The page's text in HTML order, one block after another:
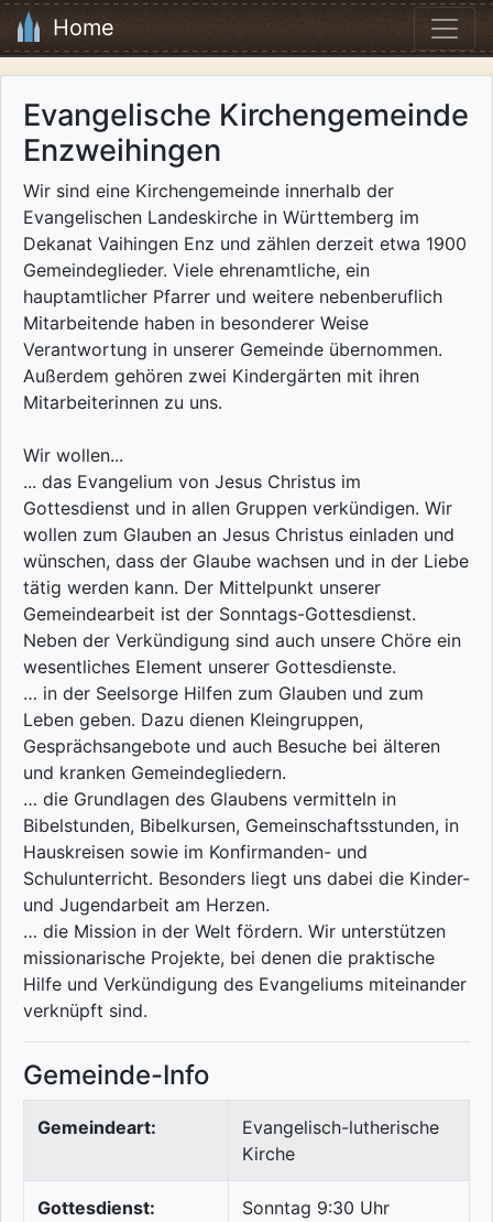
Home
Evangelische Kirchengemeinde
Enzweihingen
Wir sind eine Kirchengemeinde innerhalb der
Evangelischen Landeskirche in Württemberg im
Dekanat Vaihingen Enz und zählen derzeit etwa 1900
Gemeindeglieder. Viele ehrenamtliche, ein
hauptamtlicher Pfarrer und weitere nebenberuflich
Mitarbeitende haben in besonderer Weise
Verantwortung in unserer Gemeinde übernommen.
Außerdem gehören zwei Kindergärten mit ihren
Mitarbeiterinnen zu uns.
Wir wollen...
... das Evangelium von Jesus Christus im
Gottesdienst und in allen Gruppen verkündigen. Wir
wollen zum Glauben an Jesus Christus einladen und
wünschen, dass der Glaube wachsen und in der Liebe
tätig werden kann. Der Mittelpunkt unserer
Gemeindearbeit ist der Sonntags-Gottesdienst.
Neben der Verkündigung sind auch unsere Chöre ein
wesentliches Element unserer Gottesdienste.
… in der Seelsorge Hilfen zum Glauben und zum
Leben geben. Dazu dienen Kleingruppen,
Gesprächsangebote und auch Besuche bei älteren
und kranken Gemeindegliedern.
… die Grundlagen des Glaubens vermitteln in
Bibelstunden, Bibelkursen, Gemeinschaftsstunden, in
Hauskreisen sowie im Konfirmanden- und
Schulunterricht. Besonders liegt uns dabei die Kinder-
und Jugendarbeit am Herzen.
… die Mission in der Welt fördern. Wir unterstützen
missionarische Projekte, bei denen die praktische
Hilfe und Verkündigung des Evangeliums miteinander
verknüpft sind.
Gemeinde-Info
Gemeindeart:
Evangelisch-lutherische
Kirche
Gottesdienst: Sonntag 9:30 Uhr